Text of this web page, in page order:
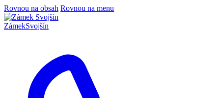
Rovnou na obsah Rovnou na menu
ZámekSvojšín